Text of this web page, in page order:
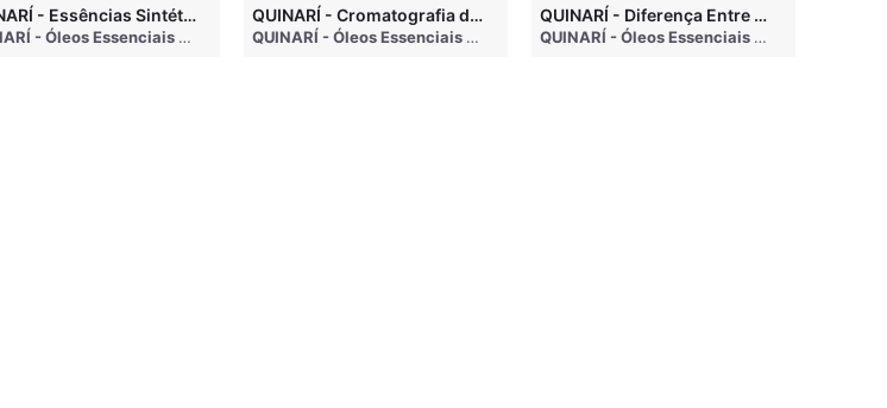
• 3 months ago
QUINARÍ - Essências Sintéticas NÃO Funcionam na Aromaterapia
QUINARÍ - Óleos Essenciais e Aromaterapia • 3 months ago
QUINARÍ - Cromatografia de Óleos Essenciais, ABRAROMA e Marcas Confiáveis
QUINARÍ - Óleos Essenciais e Aromaterapia • 3 months ago
QUINARÍ - Diferença Entre Óleo Essencial e Hidrolato
QUINARÍ - Óleos Essenciais e Aromaterapia